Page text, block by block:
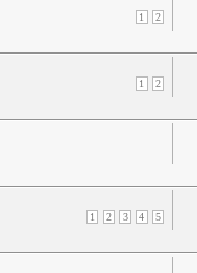
1 2
1 2
1 2 3 4 5